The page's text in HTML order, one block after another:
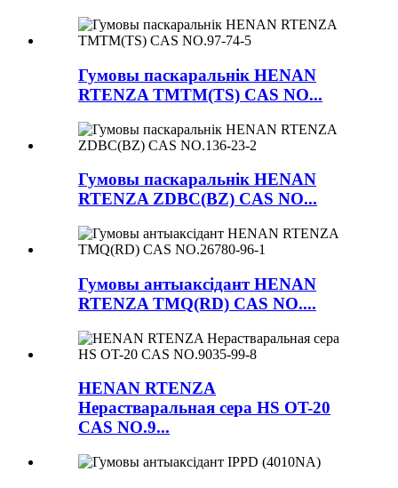
Гумовы паскаральнік HENAN
RTENZA TMTM(TS) CAS NO...
Гумовы паскаральнік HENAN
RTENZA ZDBC(BZ) CAS NO...
Гумовы антыаксідант HENAN
RTENZA TMQ(RD) CAS NO....
HENAN RTENZA
Нерастваральная сера HS OT-20
CAS NO.9...